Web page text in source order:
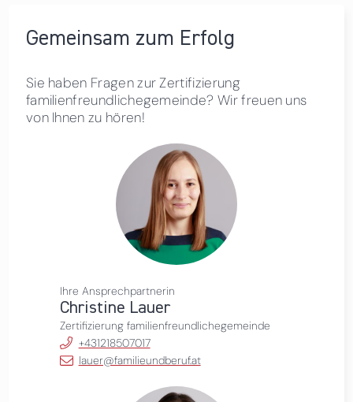
Gemeinsam zum Erfolg
Sie haben Fragen zur Zertifizierung
familienfreundlichegemeinde? Wir freuen uns
von Ihnen zu hören!
Ihre Ansprechpartnerin
Christine Lauer
Zertifizierung familienfreundlichegemeinde
+431218507017
lauer@familieundberuf.at